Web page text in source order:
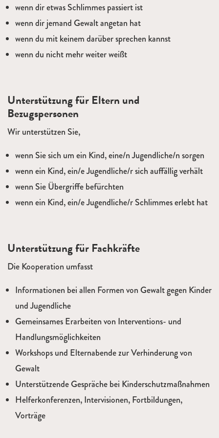
wenn dir etwas Schlimmes passiert ist
wenn dir jemand Gewalt angetan hat
wenn du mit keinem darüber sprechen kannst
wenn du nicht mehr weiter weißt
Unterstützung für Eltern und
Bezugspersonen
Wir unterstützen Sie,
wenn Sie sich um ein Kind, eine/n Jugendliche/n sorgen
wenn ein Kind, ein/e Jugendliche/r sich auffällig verhält
wenn Sie Übergriffe befürchten
wenn ein Kind, ein/e Jugendliche/r Schlimmes erlebt hat
Unterstützung für Fachkräfte
Die Kooperation umfasst
Informationen bei allen Formen von Gewalt gegen Kinder
und Jugendliche
Gemeinsames Erarbeiten von Interventions- und
Handlungsmöglichkeiten
Workshops und Elternabende zur Verhinderung von
Gewalt
Unterstützende Gespräche bei Kinderschutzmaßnahmen
Helferkonferenzen, Intervisionen, Fortbildungen,
Vorträge